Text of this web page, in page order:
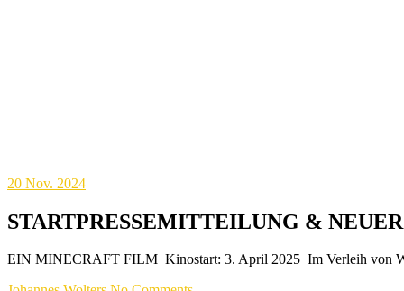
20 Nov. 2024
STARTPRESSEMITTEILUNG &
EIN MINECRAFT FILM Kinostart: 3. April 2025 Im Verleih von